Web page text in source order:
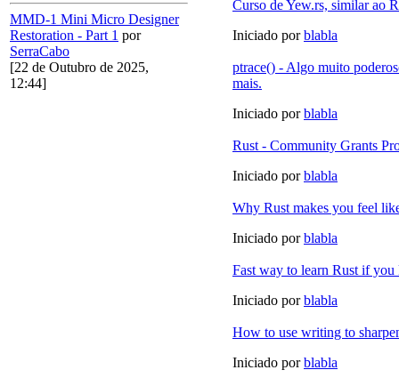
MMD-1 Mini Micro Designer
Restoration - Part 1 por
SerraCabo
[22 de Outubro de 2025,
12:44]
Curso de Yew.rs, similar ao
Iniciado porblabla
ptrace() - Algo muito
mais.
Iniciado porblabla
Rust - Community Grants
Iniciado porblabla
Why Rust makes you feel
Iniciado porblabla
Fast way to learn Rust if
Iniciado porblabla
How to use writing to
Iniciado porblabla